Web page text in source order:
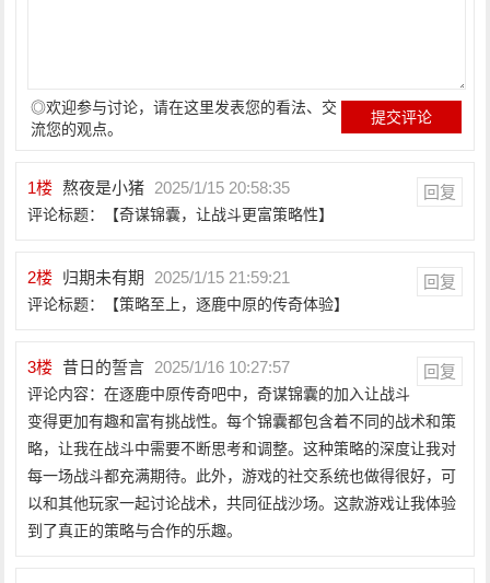
◎欢迎参与讨论，请在这里发表您的看法、交
流您的观点。
1楼 熬夜是小猪 2025/1/15 20:58:35 回复
评论标题：【奇谋锦囊，让战斗更富策略性】
2楼 归期未有期 2025/1/15 21:59:21 回复
评论标题：【策略至上，逐鹿中原的传奇体验】
3楼 昔日的誓言 2025/1/16 10:27:57 回复
评论内容：在逐鹿中原传奇吧中，奇谋锦囊的加入让战斗
变得更加有趣和富有挑战性。每个锦囊都包含着不同的战术和策
略，让我在战斗中需要不断思考和调整。这种策略的深度让我对
每一场战斗都充满期待。此外，游戏的社交系统也做得很好，可
以和其他玩家一起讨论战术，共同征战沙场。这款游戏让我体验
到了真正的策略与合作的乐趣。